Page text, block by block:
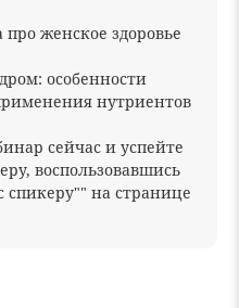
женское здоровье
особенности
нутриентов
сейчас и успейте
воспользовавшись
спикеру"" на странице